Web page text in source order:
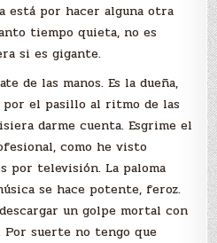
está por hacer alguna otra
tiempo quieta, no es
si es gigante.
de las manos. Es la dueña,
por el pasillo al ritmo de las
darme cuenta. Esgrime el
como he visto
por televisión. La paloma
se hace potente, feroz.
un golpe mortal con
Por suerte no tengo que